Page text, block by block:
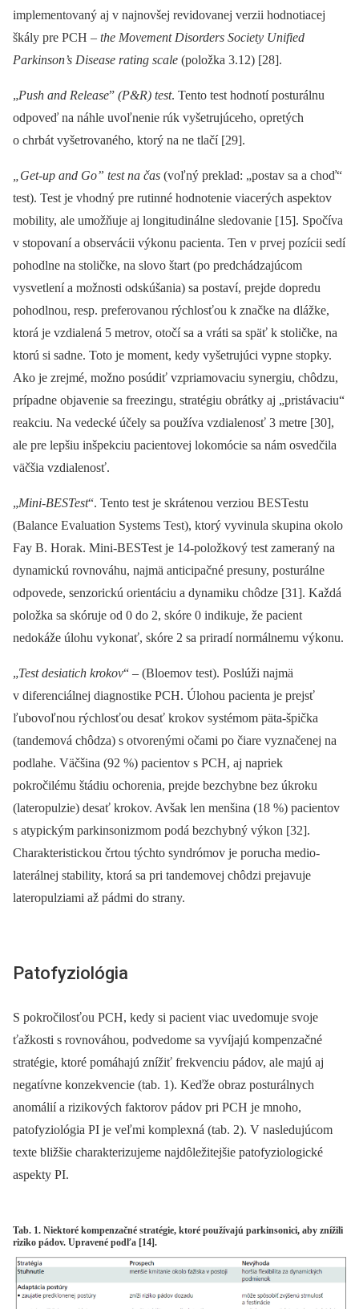
implementovaný aj v najnovšej revidovanej verzii hodnotiacej
škály pre PCH –⁠ the Movement Disorders Society Unified
Parkinson’s Disease rating scale (položka 3.12) [28].
„Push and Release” (P&R) test. Tento test hodnotí posturálnu
odpoveď na náhle uvoľnenie rúk vyšetrujúceho, opretých
o chrbát vyšetrovaného, ktorý na ne tlačí [29].
„Get-up and Go” test na čas (voľný preklad: „postav sa a choď“
test). Test je vhodný pre rutinné hodnotenie viacerých aspektov
mobility, ale umožňuje aj longitudinálne sledovanie [15]. Spočíva
v stopovaní a observácii výkonu pacienta. Ten v prvej pozícii sedí
pohodlne na stoličke, na slovo štart (po predchádzajúcom
vysvetlení a možnosti odskúšania) sa postaví, prejde dopredu
pohodlnou, resp. preferovanou rýchlosťou k značke na dlážke,
ktorá je vzdialená 5 metrov, otočí sa a vráti sa späť k stoličke, na
ktorú si sadne. Toto je moment, kedy vyšetru­júci vypne stopky.
Ako je zrejmé, možno posúdiť vzpriamovaciu synergiu, chôdzu,
prípadne objavenie sa freezingu, stratégiu obrátky aj „pristávaciu“
reakciu. Na vedecké účely sa používa vzdialenosť 3 metre [30],
ale pre lepšiu inšpekciu pacientovej lokomócie sa nám osvedčila
väčšia vzdialenosť.
„Mini-BESTest“. Tento test je skrátenou verziou BESTestu
(Balance Evaluation Systems Test), ktorý vyvinula skupina okolo
Fay B. Horak. Mini-BESTest je 14-položkový test zameraný na
dynamickú rovnováhu, najmä anticipačné presuny, posturálne
odpovede, senzorickú orientáciu a dynamiku chôdze [31]. Každá
položka sa skóruje od 0 do 2, skóre 0 indikuje, že pacient
nedokáže úlohu vykonať, skóre 2 sa priradí normálnemu výkonu.
„Test desiatich krokov“ –⁠ (Bloemov test). Poslúži najmä
v diferenciálnej diagnostike PCH. Úlohou pacienta je prejsť
ľubovoľnou rýchlosťou desať krokov systémom päta-špička
(tandemová chôdza) s otvorenými očami po čiare vyznačenej na
podlahe. Väčšina (92 %) pacientov s PCH, aj napriek
pokročilému štádiu ochorenia, prejde bezchybne bez úkroku
(lateropulzie) desať krokov. Avšak len menšina (18 %) pacientov
s atypickým parkinsonizmom podá bezchybný výkon [32].
Charakteristickou črtou týchto syndrómov je porucha medio-
laterálnej stability, ktorá sa pri tandemovej chôdzi prejavuje
lateropulziami až pádmi do strany.
Patofyziológia
S pokročilosťou PCH, kedy si pacient viac uvedomuje svoje
ťažkosti s rovnováhou, podvedome sa vyvíjajú kompenzačné
stratégie, ktoré pomáhajú znížiť frekvenciu pádov, ale majú aj
negatívne konzekvencie (tab. 1). Keďže obraz posturálnych
anomálií a rizikových faktorov pádov pri PCH je mnoho,
patofyziológia PI je veľmi komplexná (tab. 2). V nasledujúcom
texte bližšie charakterizujeme naj­dôležitejšie patofyziologické
aspekty PI.
Tab. 1. Niektoré kompenzačné stratégie, ktoré používajú parkinsonici, aby znížili
riziko pádov. Upravené podľa [14].